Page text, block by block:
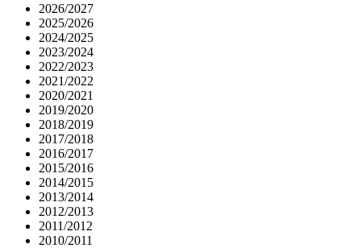
2026/2027
2025/2026
2024/2025
2023/2024
2022/2023
2021/2022
2020/2021
2019/2020
2018/2019
2017/2018
2016/2017
2015/2016
2014/2015
2013/2014
2012/2013
2011/2012
2010/2011